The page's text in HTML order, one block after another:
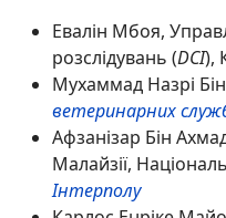
Евалін Мбоя,
розслідувань (DCI),
Мухаммад Назрі
ветеринарних
Афзанізар Бін
Малайзії,
Інтерполу